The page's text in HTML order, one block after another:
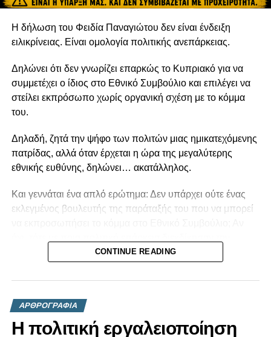
Η δήλωση του Φειδία Παναγιώτου δεν είναι ένδειξη
ειλικρίνειας. Είναι ομολογία πολιτικής ανεπάρκειας.
Δηλώνει ότι δεν γνωρίζει επαρκώς το Κυπριακό για να
συμμετέχει ο ίδιος στο Εθνικό Συμβούλιο και επιλέγει να
στείλει εκπρόσωπο χωρίς οργανική σχέση με το κόμμα
του.
Δηλαδή, ζητά την ψήφο των πολιτών μιας ημικατεχόμενης
πατρίδας, αλλά όταν έρχεται η ώρα της μεγαλύτερης
εθνικής ευθύνης, δηλώνει… ακατάλληλος.
Και γεννάται ένα απλό ερώτημα: Δεν υπάρχει ούτε ένας
εκλεγμένος βουλευτής της παράταξής του που να μπορεί
εμπιστοσύνη των Κυπρίων;
Η πολιτική δεν είναι βίντεο στο TikTok, ούτε παιχνίδι
παραδέχεται ότι δεν είναι σε θέση να ανταποκριθεί στην
κορυφαία θεσμική διαδικασία για το εθνικό μας ζήτημα, το
CONTINUE READING
ΑΡΘΡΟΓΡΑΦΙΑ
Η πολιτική εργαλειοποίηση